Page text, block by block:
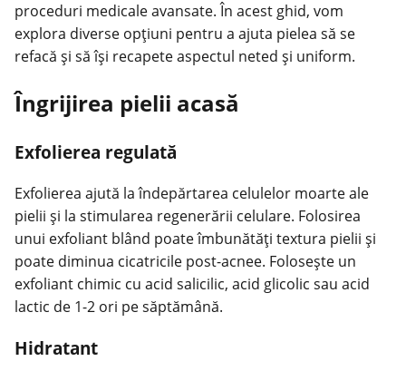
proceduri medicale avansate. În acest ghid, vom
explora diverse opțiuni pentru a ajuta pielea să se
refacă și să își recapete aspectul neted și uniform.
Îngrijirea pielii acasă
Exfolierea regulată
Exfolierea ajută la îndepărtarea celulelor moarte ale
pielii și la stimularea regenerării celulare. Folosirea
unui exfoliant blând poate îmbunătăți textura pielii și
poate diminua cicatricile post-acnee. Folosește un
exfoliant chimic cu acid salicilic, acid glicolic sau acid
lactic de 1-2 ori pe săptămână.
Hidratant